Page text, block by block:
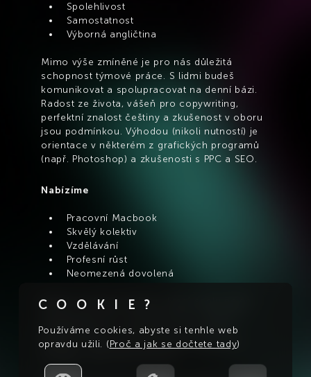
Spolehlivost
Samostatnost
Výborná angličtina
Mimo výše zmíněné je pro nás důležitá
schopnost týmové práce. S lidmi budeš
komunikovat a spolupracovat na denní bázi.
Radost ze života, vášeň pro copywriting,
perfektní znalost češtiny a zkušenost v oboru
jsou podmínkou. Výhodou (nikoli nutností) je
orientace v některém z grafických programů
(např. Photoshop) a zkušenosti s PPC a SEO.
Nabízíme
Pracovní Macbook
Skvělý kolektiv
Vzdělávání
Profesní růst
Neomezená dovolená
Budeš součástí kolektivu, který spolu nejen
paddleboard a v zimě třeba na bowling.
Nejsme svázaní pravidly velké korporace
COOKIE?
Používáme cookies, abyste si tenhle web
opravdu užili. (Proč a jak se dočtete tady)